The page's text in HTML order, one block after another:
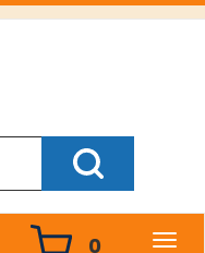
Cerca Prodotto
0 prodotti